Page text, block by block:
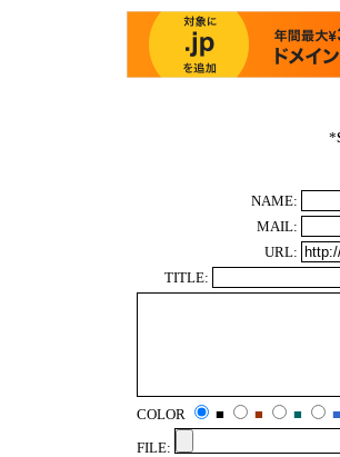
*
NAME:
MAIL:
URL:
TITLE:
COLOR ■ ■ ■
■
FILE: